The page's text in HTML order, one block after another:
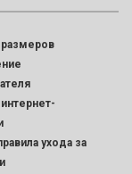
размеров
ухода за